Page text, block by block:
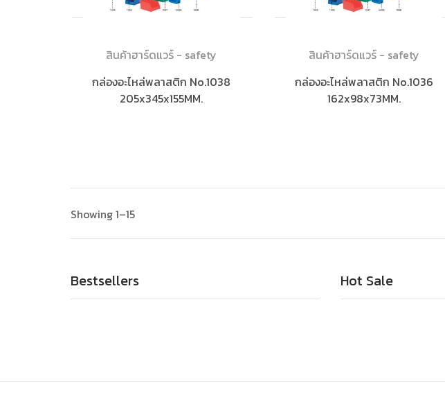
สินค้าฮาร์ดแวร์ - safety
กล่องอะไหล่พลาสติก No.1038
205x345x155MM.
สินค้าฮาร์ดแวร์ - safety
กล่องอะไหล่พลาสติก No.1036
162x98x73MM.
Showing 1–15
Bestsellers Hot Sale